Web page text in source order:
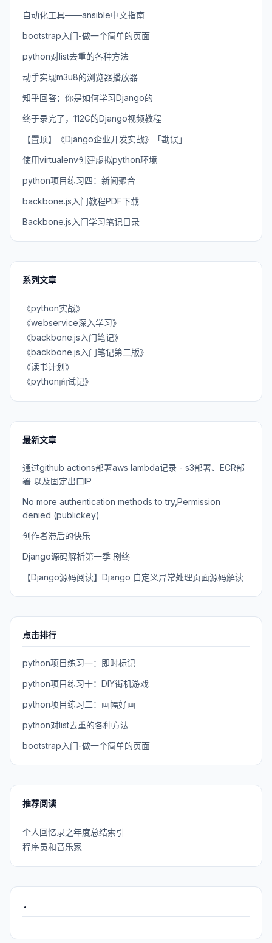
自动化工具——ansible中文指南
bootstrap入门-做一个简单的页面
python对list去重的各种方法
动手实现m3u8的浏览器播放器
知乎回答：你是如何学习Django的
终于录完了，112G的Django视频教程
【置顶】《Django企业开发实战》「勘误」
使用virtualenv创建虚拟python环境
python项目练习四：新闻聚合
backbone.js入门教程PDF下载
Backbone.js入门学习笔记目录
系列文章
《python实战》
《webservice深入学习》
《backbone.js入门笔记》
《backbone.js入门笔记第二版》
《读书计划》
《python面试记》
最新文章
通过github actions部署aws lambda记录 - s3部署、ECR部
署 以及固定出口IP
No more authentication methods to try,Permission
denied (publickey)
创作者滞后的快乐
Django源码解析第一季 剧终
【Django源码阅读】Django 自定义异常处理页面源码解读
点击排行
python项目练习一：即时标记
python项目练习十：DIY街机游戏
python项目练习二：画幅好画
python对list去重的各种方法
bootstrap入门-做一个简单的页面
推荐阅读
个人回忆录之年度总结索引
程序员和音乐家
.